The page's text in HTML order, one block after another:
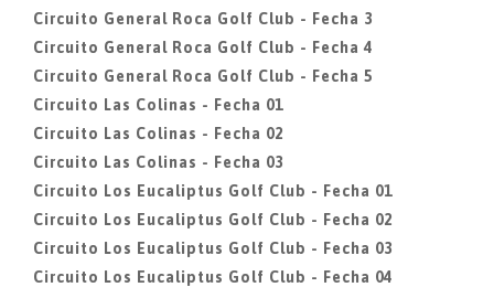
Circuito General Roca Golf Club - Fecha 3
Circuito General Roca Golf Club - Fecha 4
Circuito General Roca Golf Club - Fecha 5
Circuito Las Colinas - Fecha 01
Circuito Las Colinas - Fecha 02
Circuito Las Colinas - Fecha 03
Circuito Los Eucaliptus Golf Club - Fecha 01
Circuito Los Eucaliptus Golf Club - Fecha 02
Circuito Los Eucaliptus Golf Club - Fecha 03
Circuito Los Eucaliptus Golf Club - Fecha 04